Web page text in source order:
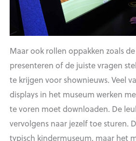
Maar ook rollen oppakken zoals
presenteren of de juiste vragen
te krijgen voor shownieuws. Veel
displays in het museum werken
te voren moet downloaden. De
vervolgens naar jezelf toe sturen.
typisch kindermuseum, maar het